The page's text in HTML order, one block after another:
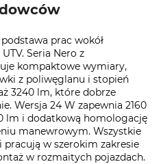
prac wokół
Seria Nero z
kompaktowe wymiary,
z poliwęglanu i stopień
3240 lm, które dobrze
Wersja 24 W zapewnia 2160
lm i dodatkową homologację
manewrowym. Wszystkie
pracują w szerokim zakresie
w rozmaitych pojazdach.